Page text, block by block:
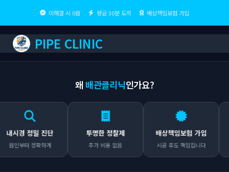
미해결 시 0원 평균 30분 도착 배상책임보험 가입
PIPE CLINIC
왜 배관클리닉인가요?
경 정밀 진단
부터 정확하게
투명한 정찰제
추가 비용 없음
배상책임보험 가입
시공 후도 책임집니다